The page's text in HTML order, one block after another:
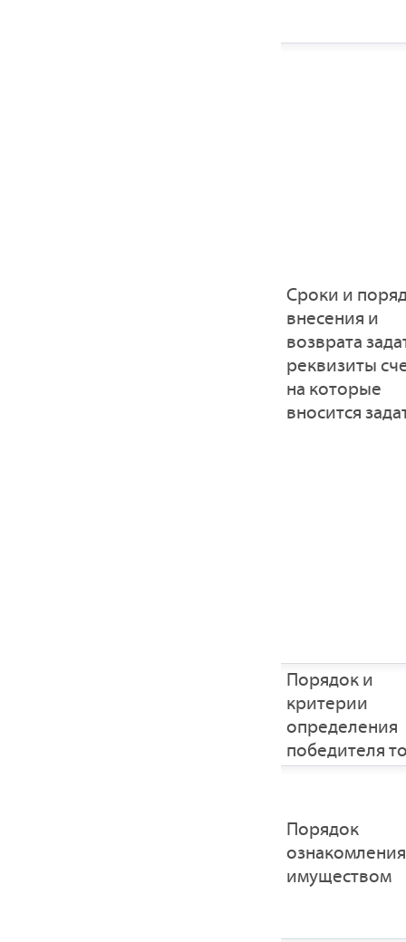
Сроки и
внесения и
возврата
реквизиты
на которые
вносится
Порядок и
критерии
определения
победителя
Порядок
имуществом